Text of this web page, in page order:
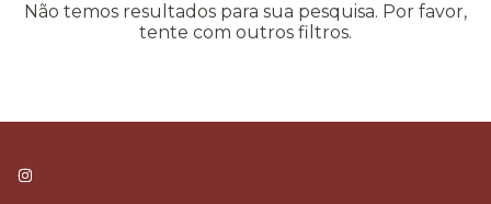
Não temos resultados para sua pesquisa. Por favor,
tente com outros filtros.